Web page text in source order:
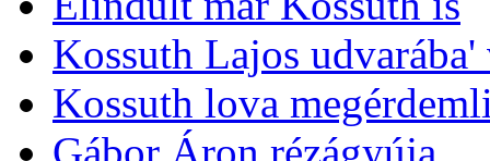
Kossuth Lajos
Kossuth lova